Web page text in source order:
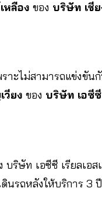
หลือง ของ บริษัท เชี
ะไม่สามารถแข่งขัน
วียง ของ บริษัท เอซีซี
ริษัท เอซีซี เรียลเอ
นรถหลังให้บริการ 3 ปี